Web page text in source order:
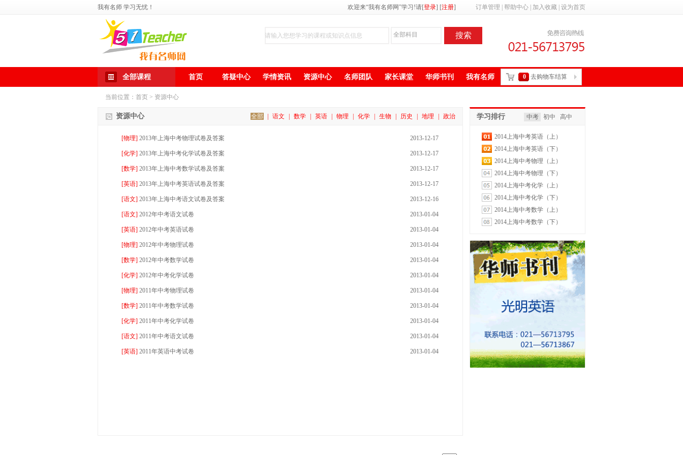
我有名师 学习无忧！ 欢迎来“我有名师网”学习!请[登录] [注册] 订单管理 帮助中心 加入收藏 设为首页
搜索
全部课程 首页 答疑中心 学情资讯 资源中心 名师团队 家长课堂 华师书刊 我有名师 0 去购物车结算
当前位置： 首页 > 资源中心
资源中心 全部 语文 数学 英语 物理 化学 生物 历史 地理 政治
2013-12-17
[物理] 2013年上海中考物理试卷及答案
2013-12-17
[化学] 2013年上海中考化学试卷及答案
2013-12-17
[数学] 2013年上海中考数学试卷及答案
2013-12-17
[英语] 2013年上海中考英语试卷及答案
2013-12-16
[语文] 2013年上海中考语文试卷及答案
2013-01-04
[语文] 2012年中考语文试卷
2013-01-04
[英语] 2012年中考英语试卷
2013-01-04
[物理] 2012年中考物理试卷
2013-01-04
[数学] 2012年中考数学试卷
2013-01-04
[化学] 2012年中考化学试卷
2013-01-04
[物理] 2011年中考物理试卷
2013-01-04
[数学] 2011年中考数学试卷
2013-01-04
[化学] 2011年中考化学试卷
2013-01-04
[语文] 2011年中考语文试卷
2013-01-04
[英语] 2011年英语中考试卷
学习排行 中考 初中 高中
2014上海中考英语（上）
2014上海中考英语（下）
2014上海中考物理（上）
2014上海中考物理（下）
2014上海中考化学（上）
2014上海中考化学（下）
2014上海中考数学（上）
2014上海中考数学（下）